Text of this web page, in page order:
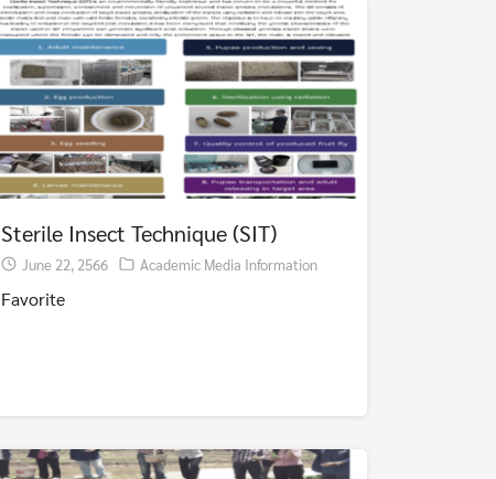
Sterile Insect Technique (SIT)
June 22, 2566 Academic Media Information
Favorite